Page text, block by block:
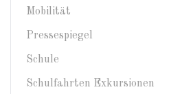
Mobilität
Pressespiegel
Schule
Schulfahrten Exkursionen